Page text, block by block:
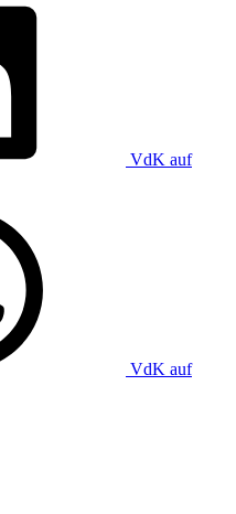
VdK auf
VdK auf